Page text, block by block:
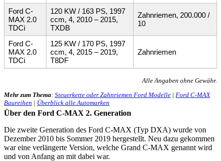
Ford C-
MAX 2.0
TDCi
120 KW / 163 PS, 1997
ccm, 4, 2010 – 2015,
TXDB
Zahnriemen, 200.000 /
10
Ford C-
MAX 2.0
TDCi
125 KW / 170 PS, 1997
ccm, 4, 2015 – 2019,
T8DF
Zahnriemen
Alle Angaben ohne Gewähr.
Mehr zum Thema: Steuerkette oder Zahnriemen Ford Modelle | Ford C-MAX
Baureihen | Überblick alle Automarken
Über den Ford C-MAX 2. Generation
Die zweite Generation des Ford C-MAX (Typ DXA) wurde von
Dezember 2010 bis Sommer 2019 hergestellt. Neu dazu gekommen
war eine verlängerte Version, welche Grand C-MAX genannt wird
und von Anfang an mit dabei war.